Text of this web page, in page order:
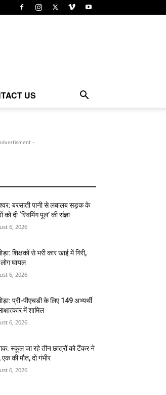
US
-
बरसाती पानी से लबालब सड़क के
को दी ‘स्विमिंग पूल’ की संज्ञा
6, 2026
शिक्षकों से भरी कार खाई में गिरी,
घायल
6, 2026
प्री-पीएचडी के लिए 149 अभ्यर्थी
में शामिल
6, 2026
स्कूल जा रहे तीन छात्रों को टैंकर ने
एक की मौत, दो गंभीर
6, 2026